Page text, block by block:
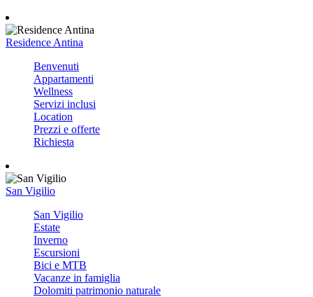
Residence Antina
Benvenuti
Appartamenti
Wellness
Servizi inclusi
Location
Prezzi e offerte
Richiesta
San Vigilio
San Vigilio
Estate
Inverno
Escursioni
Bici e MTB
Vacanze in famiglia
Dolomiti patrimonio naturale